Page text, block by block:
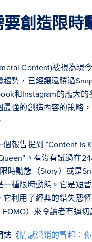
創造限時
Content)被視為現
趨勢，已經讓遠勝過
和Instagram的龐大的
最強的創造內容的策略
個報告提到 ”Content Is
。有沒有試過在
時動態（Story）或是
一種限時動態。它是短
它利用了經典的錯失恐
）來令讀者有逼切
誌《情感營銷的冒起：